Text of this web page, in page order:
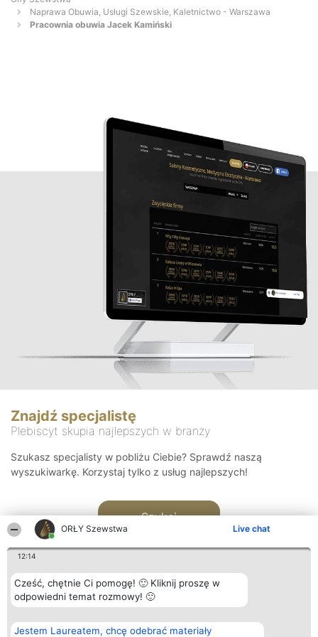
ORŁY Szewstwa Live chat
12:14
Cześć, chętnie Ci pomogę! 🙂 Kliknij proszę w
odpowiedni temat rozmowy! 🙂
Jestem Laureatem, chcę odebrać materiały
Naprawa Obuwia, Usługi Szewskie, Kaletnictwo - Warszawa
Pracownia obuwia Jacek Kamiński
Znajdź specjalistę
Plebiscyt skupia najlepszych w branży
Szukasz specjalisty w pobliżu Ciebie? Sprawdź naszą
wyszukiwarkę. Korzystaj tylko z usług najlepszych!
Szukaj
Organizator plebiscytu
Bright Side Solutions sp. z o.
Plebiscyt
Laureaci
Kontakt
Kontakt